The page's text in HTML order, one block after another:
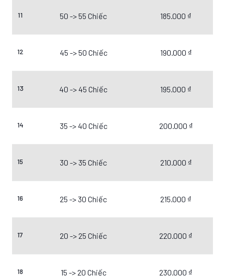
11 50 -> 55 Chiếc 185.000 ₫
12 45 -> 50 Chiếc 190.000 ₫
13 40 -> 45 Chiếc 195.000 ₫
14 35 -> 40 Chiếc 200.000 ₫
15 30 -> 35 Chiếc 210.000 ₫
16 25 -> 30 Chiếc 215.000 ₫
17 20 -> 25 Chiếc 220.000 ₫
18 15 -> 20 Chiếc 230.000 ₫